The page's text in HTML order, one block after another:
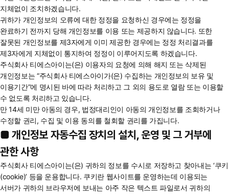
지체없이 조치하겠습니다.
귀하가 개인정보의 오류에 대한 정정을 요청하신 경우에는 정정을
완료하기 전까지 당해 개인정보를 이용 또는 제공하지 않습니다. 또한
잘못된 개인정보를 제3자에게 이미 제공한 경우에는 정정 처리결과를
제3자에게 지체없이 통지하여 정정이 이루어지도록 하겠습니다.
주식회사 티에스아이는(은) 이용자의 요청에 의해 해지 또는 삭제된
개인정보는 “주식회사 티에스아이가(은) 수집하는 개인정보의 보유 및
이용기간”에 명시된 바에 따라 처리하고 그 외의 용도로 열람 또는 이용할
수 없도록 처리하고 있습니다.
만 14세 미만 아동의 경우, 법정대리인이 아동의 개인정보를 조회하거나
수정할 권리, 수집 및 이용 동의를 철회할 권리를 가집니다.
■ 개인정보 자동수집 장치의 설치, 운영 및 그 거부에
관한 사항
주식회사 티에스아이는(은) 귀하의 정보를 수시로 저장하고 찾아내는 ‘쿠키
(cookie)’ 등을 운용합니다. 쿠키란 웹사이트를 운영하는데 이용되는
서버가 귀하의 브라우저에 보내는 아주 작은 텍스트 파일로서 귀하의